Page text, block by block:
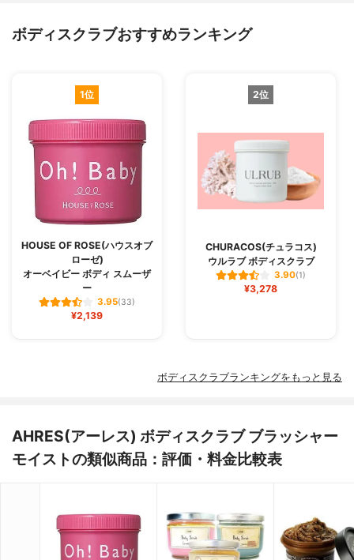
ボディスクラブおすすめランキング
1位
HOUSE OF ROSE(ハウスオブ
ローゼ)
オーベイビー ボディ スムーザ
ー
3.95(33)
¥2,139
2位
CHURACOS(チュラコス)
ウルラブ ボディスクラブ
3.90(1)
¥3,278
ボディスクラブランキングをもっと見る
AHRES(アーレス) ボディスクラブ ブラッシャー
モイストの類似商品：評価・料金比較表